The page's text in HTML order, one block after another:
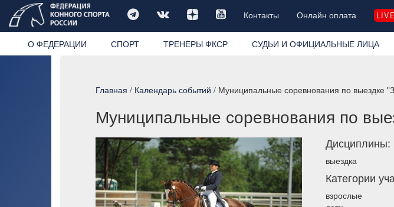
Контакты Онлайн оплата LIVE
О ФЕДЕРАЦИИ СПОРТ ТРЕНЕРЫ ФКСР СУДЬИ И ОФИЦИАЛЬНЫЕ ЛИЦА
Главная / Календарь событий / Муниципальные соревнования по выездке
Муниципальные соревнования по
Дисциплины:
выездка
Категории
взрослые